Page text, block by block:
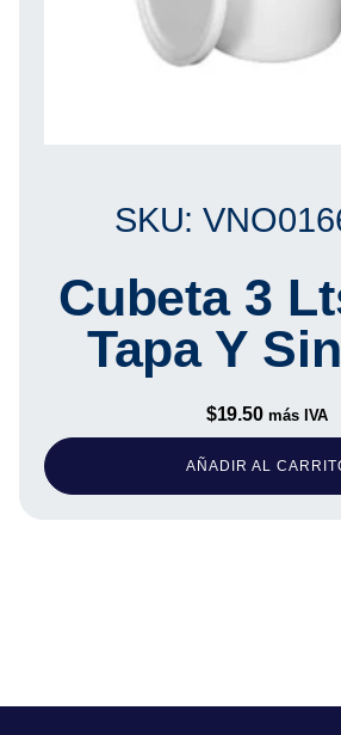
SKU:
Cubeta 3
Tapa Y
$19.50 más IVA
AÑADIR AL